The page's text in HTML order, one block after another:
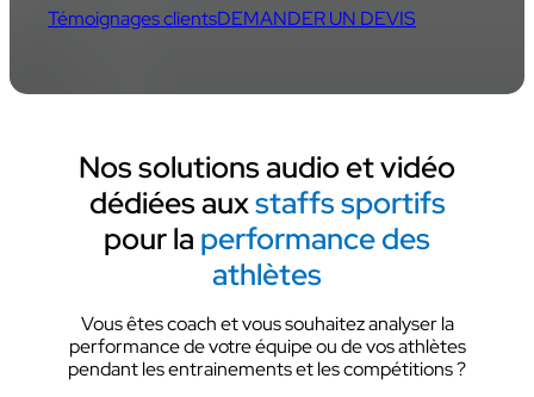
Témoignages clientsDEMANDER UN DEVIS
Nos solutionsaudio et vidéo
dédiées auxstaffs sportifs
pour la performance des
athlètes
Vous êtes coach et vous souhaitez analyser la
performance de votre équipe ou de vos athlètes
pendant les entrainements et les compétitions ?